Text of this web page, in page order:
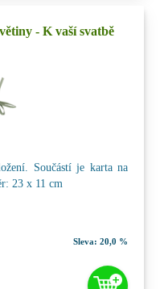
- K vaší svatbě
Součástí je karta na
23 x 11 cm
Sleva: 20,0 %